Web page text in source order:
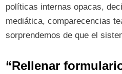
políticas internas opacas,
mediática, comparecencias
sorprendemos de que el
“Rellenar